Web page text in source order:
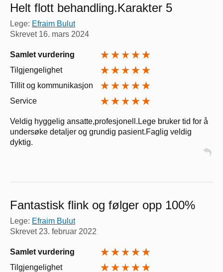
Helt flott behandling.Karakter 5
Lege: Efraim Bulut
Skrevet 16. mars 2024
Samlet vurdering
Tilgjengelighet
Tillit og kommunikasjon
Service
Veldig hyggelig ansatte,profesjonell.Lege bruker tid for å
undersøke detaljer og grundig pasient.Faglig veldig
dyktig.
Fantastisk flink og følger opp 100%
Lege: Efraim Bulut
Skrevet 23. februar 2022
Samlet vurdering
Tilgjengelighet